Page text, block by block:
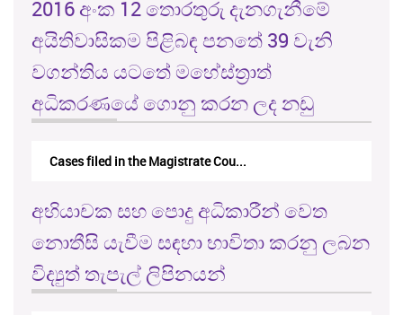
2016 අංක 12 තොරතුරු දැනගැනීමේ
අයිතිවාසිකම පිළිබඳ පනතේ 39 වැනි
වගන්තිය යටතේ මහේස්ත්‍රාත්
අධිකරණයේ ගොනු කරන ලද නඩු
Cases filed in the Magistrate Cou...
අභියාචක සහ පොදු අධිකාරීන් වෙත
නොතීසි යැවීම සඳහා භාවිතා කරනු ලබන
විද්‍යුත් තැපැල් ලිපිනයන්